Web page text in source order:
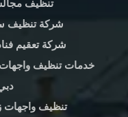
تنظيف
شركة تنظيف
شركة تعقيم
خدمات تنظيف واجهات
تنظيف واجهات